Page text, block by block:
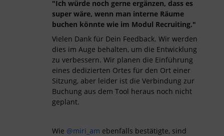
"Ich würde noch gerne ergänzen, dass es
super wäre, wenn man interne Räume
buchen könnte wie im Modul Recruiting."
Vielen Dank für Dein Feedback. Wir werden
dies im Auge behalten, um die Entwicklung
zu verbessern. Wir planen die Einführung
eines dedizierten Ortes für den Ort einer
Sitzung, aber leider ist die Verbindung zur
Buchung aus dem Tool heraus noch nicht
geplant.
Wie @miri_am ebenfalls bestätigte, sind